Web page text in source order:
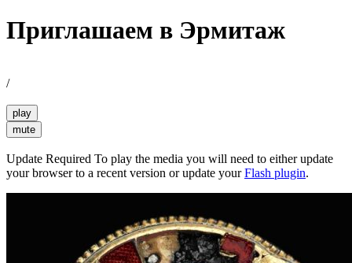
Приглашаем в Эрмитаж
/
play
mute
Update Required To play the media you will need to either update
your browser to a recent version or update yourFlash plugin.